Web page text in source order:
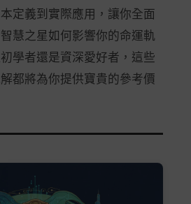
定義到實際應用，讓你全面
慧之星如何影響你的命運軌
學者還是資深愛好者，這些
都將為你提供寶貴的參考價